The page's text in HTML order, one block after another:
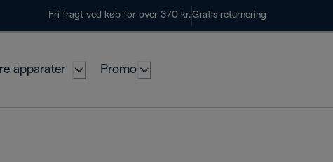
Fri fragt ved køb for over 370 kr.Gratis returnering
apparater Promo